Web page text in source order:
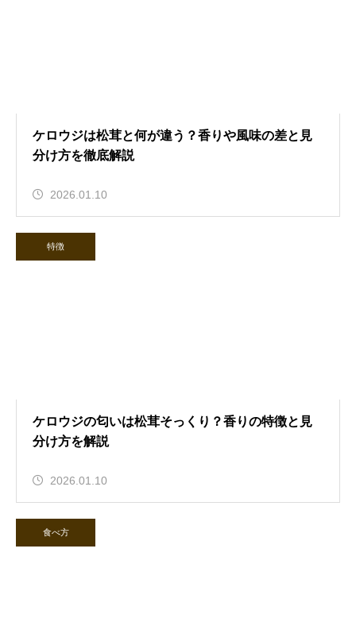
ケロウジは松茸と何が違う？香りや風味の差と見
分け方を徹底解説
2026.01.10
特徴
ケロウジの匂いは松茸そっくり？香りの特徴と見
分け方を解説
2026.01.10
食べ方